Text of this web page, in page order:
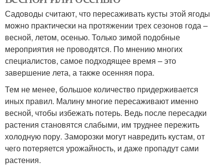
Садоводы считают, что пересаживать кусты этой ягоды
можно практически на протяжении трех сезонов года –
весной, летом, осенью. Только зимой подобные
мероприятия не проводятся. По мнению многих
специалистов, самое подходящее время – это
завершение лета, а также осенняя пора.
Тем не менее, большое количество придерживается
иных правил. Малину многие пересаживают именно
весной, чтобы избежать потерь. Ведь после пересадки
растения становятся слабыми, им труднее пережить
холодную пору. Заморозки могут навредить кустам, от
чего потеряется урожайность, и даже пропадут сами
растения.